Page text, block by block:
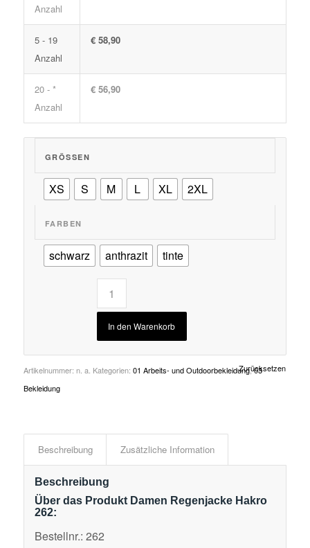
Anzahl
5 - 19
Anzahl
€ 58,90
20 - *
Anzahl
€ 56,90
GRÖSSEN
XS S M L XL 2XL
FARBEN
schwarz anthrazit tinte
Zurücksetzen
In den Warenkorb
Artikelnummer: n. a. Kategorien: 01 Arbeits- und Outdoorbekleidung,03
Bekleidung
Beschreibung Zusätzliche Information
Beschreibung
Über das Produkt Damen Regenjacke Hakro
262:
Bestellnr.: 262